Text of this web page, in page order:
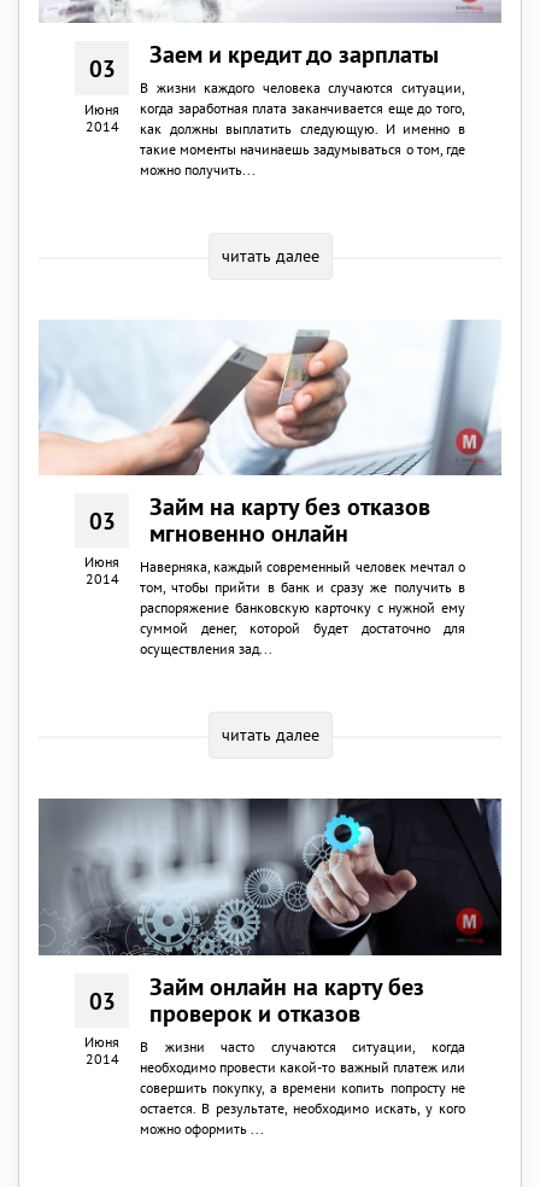
03
Июня
2014
Заем и кредит до зарплаты
В жизни каждого человека случаются ситуации,
когда заработная плата заканчивается еще до того,
как должны выплатить следующую. И именно в
такие моменты начинаешь задумываться о том, где
можно получить...
читать далее
03
Июня
2014
Займ на карту без отказов
мгновенно онлайн
Наверняка, каждый современный человек мечтал о
том, чтобы прийти в банк и сразу же получить в
распоряжение банковскую карточку с нужной ему
суммой денег, которой будет достаточно для
осуществления зад...
читать далее
03
Июня
2014
Займ онлайн на карту без
проверок и отказов
В жизни часто случаются ситуации, когда
необходимо провести какой-то важный платеж или
совершить покупку, а времени копить попросту не
остается. В результате, необходимо искать, у кого
можно оформить ...